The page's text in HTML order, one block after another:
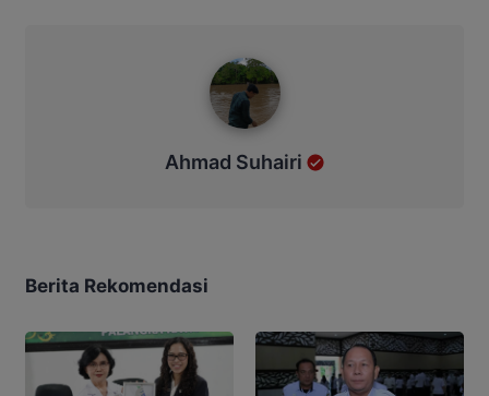
Ahmad Suhairi
Berita Rekomendasi